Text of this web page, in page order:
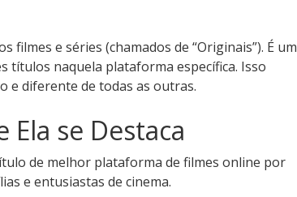
e séries (chamados de “Originais”). É um
títulos naquela plataforma específica. Isso
e diferente de todas as outras.
se Destaca
de melhor plataforma de filmes online por
e entusiastas de cinema.